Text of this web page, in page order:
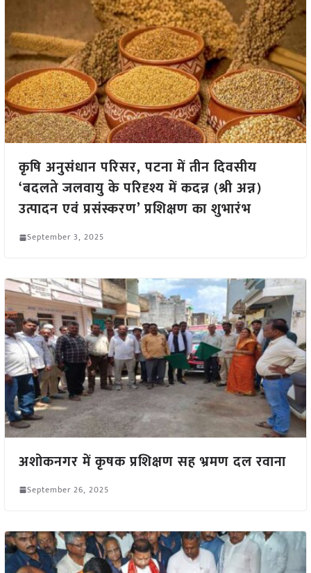
कृषि अनुसंधान परिसर, पटना में तीन दिवसीय
‘बदलते जलवायु के परिदृश्य में कदन्न (श्री अन्न)
उत्पादन एवं प्रसंस्करण’ प्रशिक्षण का शुभारंभ
September 3, 2025
अशोकनगर में कृषक प्रशिक्षण सह भ्रमण दल रवाना
September 26, 2025